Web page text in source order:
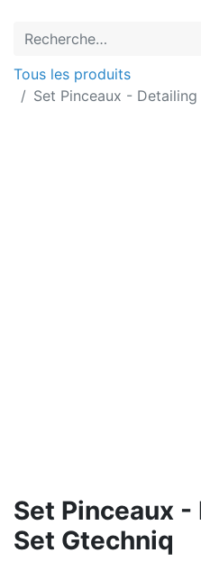
Tous les produits
Set Pinceaux -
Set Pinceaux
Set Gtechniq